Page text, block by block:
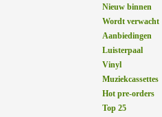
Nieuw binnen
Wordt verwacht
Aanbiedingen
Luisterpaal
Vinyl
Muziekcassettes
Hot pre-orders
Top 25